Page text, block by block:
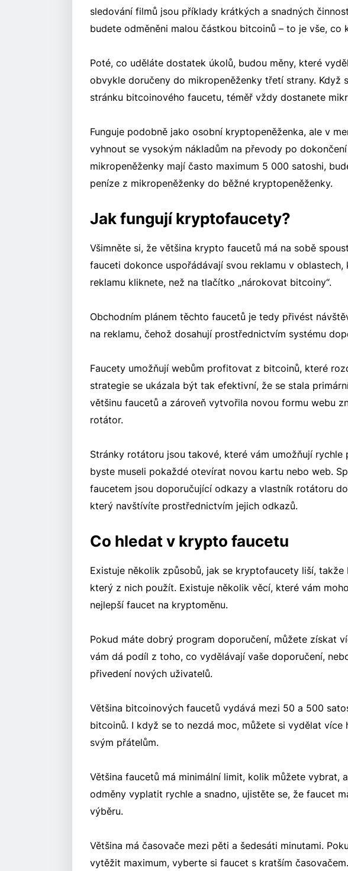
sledování filmů jsou příklady krátkých a snadných
budete odměněni malou částkou bitcoinů – to je vše, co
Poté, co uděláte dostatek úkolů, budou měny, které
obvykle doručeny do mikropeněženky třetí strany. Když
stránku bitcoinového faucetu, téměř vždy dostanete
Funguje podobně jako osobní kryptopeněženka, ale v
vyhnout se vysokým nákladům na převody po
mikropeněženky mají často maximum 5 000 satoshi,
peníze z mikropeněženky do běžné kryptopeněženky.
Jak fungují kryptofaucety?
Všimněte si, že většina krypto faucetů má na sobě
fauceti dokonce uspořádávají svou reklamu v oblastech,
reklamu kliknete, než na tlačítko „nárokovat bitcoiny“.
Obchodním plánem těchto faucetů je tedy přivést
na reklamu, čehož dosahují prostřednictvím systému
Faucety umožňují webům profitovat z bitcoinů, které
strategie se ukázala být tak efektivní, že se stala
většinu faucetů a zároveň vytvořila novou formu webu
rotátor.
Stránky rotátoru jsou takové, které vám umožňují rychle
byste museli pokaždé otevírat novou kartu nebo web.
faucetem jsou doporučující odkazy a vlastník rotátoru
který navštívíte prostřednictvím jejich odkazů.
Co hledat v krypto faucetu
Existuje několik způsobů, jak se kryptofaucety liší,
který z nich použít. Existuje několik věcí, které vám
nejlepší faucet na kryptoměnu.
Pokud máte dobrý program doporučení, můžete získat
vám dá podíl z toho, co vydělávají vaše doporučení,
přivedení nových uživatelů.
Většina bitcoinových faucetů vydává mezi 50 a 500
bitcoinů. I když se to nezdá moc, můžete si vydělat více
svým přátelům.
Většina faucetů má minimální limit, kolik můžete vybrat,
odměny vyplatit rychle a snadno, ujistěte se, že faucet
výběru.
Většina má časovače mezi pěti a šedesáti minutami.
vytěžit maximum, vyberte si faucet s kratším